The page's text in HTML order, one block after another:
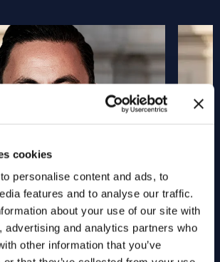
cookies
personalise content and ads, to
features and to analyse our traffic.
about your use of our site with
advertising and analytics partners who
other information that you’ve